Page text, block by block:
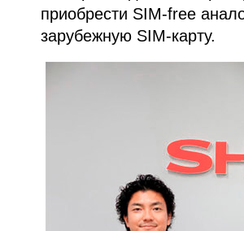
приобрести SIM-free
зарубежную SIM-карту.